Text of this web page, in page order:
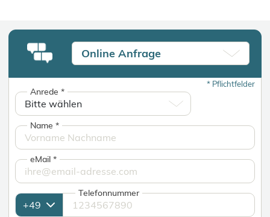
Online Anfrage
*Pflichtfelder
Anrede*
Name*
eMail*
Telefonnummer